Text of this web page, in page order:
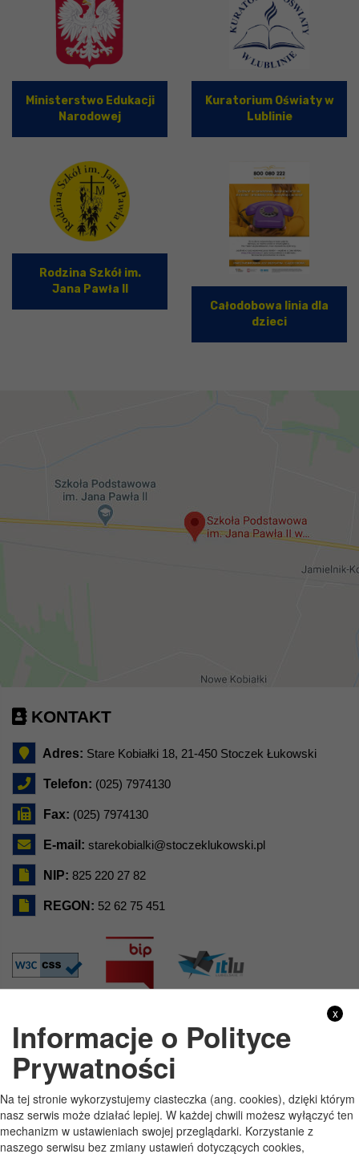
Ministerstwo Edukacji
Narodowej
Kuratorium Oświaty w
Lublinie
Rodzina Szkół im.
Jana Pawła II
Całodobowa linia dla
dzieci
KONTAKT
Adres: Stare Kobiałki 18, 21-450 Stoczek Łukowski
Telefon: (025) 7974130
Fax: (025) 7974130
E-mail: starekobialki@stoczeklukowski.pl
NIP: 825 220 27 82
REGON: 52 62 75 451
GODZINY PRACY
Pon 7:30 - 15:30
Wt 7:30 - 15:30
Śr 7:30 - 15:30
x
Informacje o Polityce
Prywatności
Na tej stronie wykorzystujemy ciasteczka (ang. cookies), dzięki którym
nasz serwis może działać lepiej. W każdej chwili możesz wyłączyć ten
mechanizm w ustawieniach swojej przeglądarki. Korzystanie z
naszego serwisu bez zmiany ustawień dotyczących cookies,